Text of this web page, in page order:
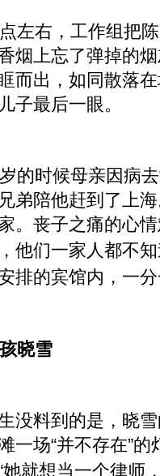
右，工作组把陈
烟上忘了弹掉的
而出，如同散落
子最后一眼。
时候母亲因病去
弟陪他赶到了上
。丧子之痛的心
他们一家人都不
排的宾馆内，一
晓雪
料到的是，晓雪
一场“并不存在”
她就想当一个律师